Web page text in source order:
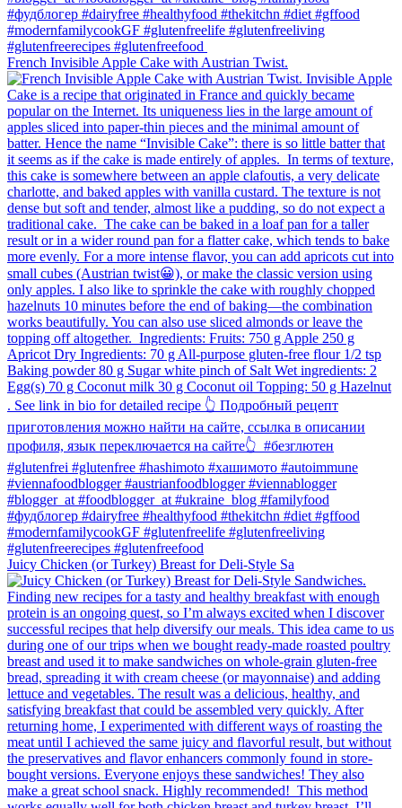
French Invisible Apple Cake with Austrian Twist.⁠
Juicy Chicken (or Turkey) Breast for Deli-Style Sa